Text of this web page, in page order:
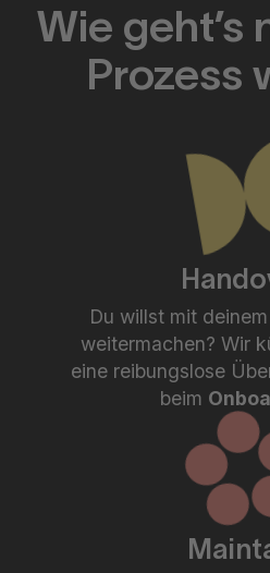
Wie geht’s
Prozess
Du willst mit
weitermachen? Wir
eine reibungslose
beim